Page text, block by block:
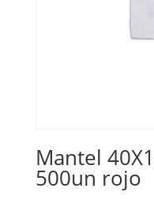
Mantel
500un rojo